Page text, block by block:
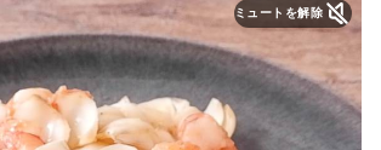
ミュートを解除